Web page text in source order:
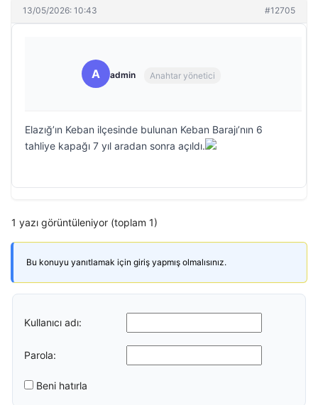
13/05/2026: 10:43 #12705
A admin Anahtar yönetici
Elazığ’ın Keban ilçesinde bulunan Keban Barajı’nın 6
tahliye kapağı 7 yıl aradan sonra açıldı.
1 yazı görüntüleniyor (toplam 1)
Bu konuyu yanıtlamak için giriş yapmış olmalısınız.
Kullanıcı adı:
Parola:
Beni hatırla